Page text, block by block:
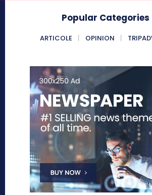
Popular Categories
ARTICOLE OPINION